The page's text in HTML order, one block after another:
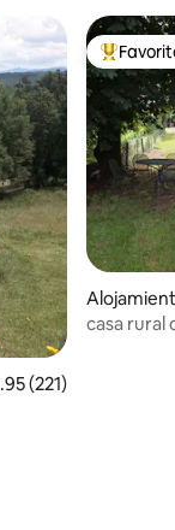
promedio:
(221)
Favorito
casa rural